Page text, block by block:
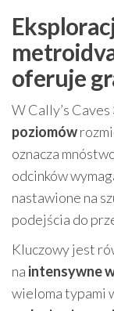
oferuje
W Cally’s
poziomów
oznacza
odcinków
nastawione na
podejścia do
Kluczowy jest
na intensywne
wieloma typami